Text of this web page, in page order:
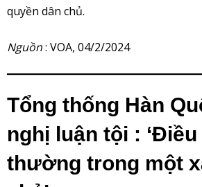
quyền dân chủ.
Nguồn: VOA, 04/2/2024
Tổng thống Hàn
nghị luận tội :
thường trong một